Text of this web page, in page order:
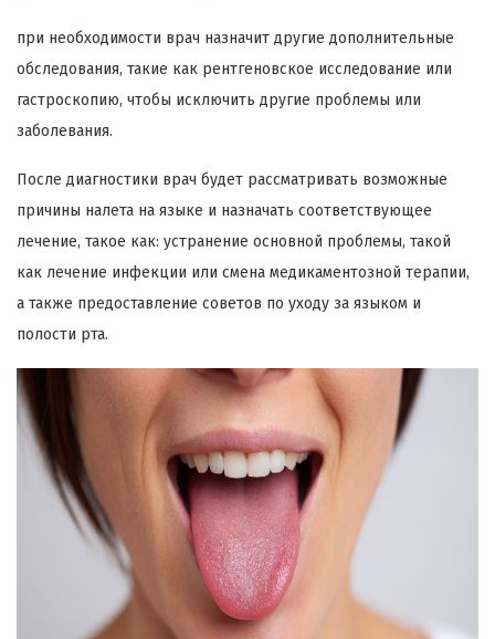
при необходимости врач назначит другие дополнительные
обследования, такие как рентгеновское исследование или
гастроскопию, чтобы исключить другие проблемы или
заболевания.
После диагностики врач будет рассматривать возможные
причины налета на языке и назначать соответствующее
лечение, такое как: устранение основной проблемы, такой
как лечение инфекции или смена медикаментозной терапии,
а также предоставление советов по уходу за языком и
полости рта.